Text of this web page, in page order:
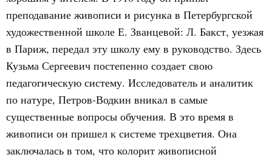
преподавание живописи и рисунка в Петербургской
художественной школе Е. Званцевой: Л. Бакст, уезжая
в Париж, передал эту школу ему в руководство. Здесь
Кузьма Сергеевич постепенно создает свою
педагогическую систему. Исследователь и аналитик
по натуре, Петров-Водкин вникал в самые
существенные вопросы обучения. В это время в
живописи он пришел к системе трехцветия. Она
заключалась в том, что колорит живописной